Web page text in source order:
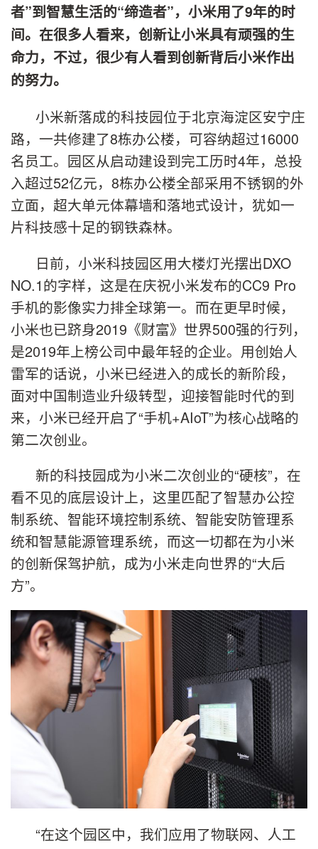
者”到智慧生活的“缔造者”，小米用了9年的时
间。在很多人看来，创新让小米具有顽强的生
命力，不过，很少有人看到创新背后小米作出
的努力。
小米新落成的科技园位于北京海淀区安宁庄
路，一共修建了8栋办公楼，可容纳超过16000
名员工。园区从启动建设到完工历时4年，总投
入超过52亿元，8栋办公楼全部采用不锈钢的外
立面，超大单元体幕墙和落地式设计，犹如一
片科技感十足的钢铁森林。
日前，小米科技园区用大楼灯光摆出DXO
NO.1的字样，这是在庆祝小米发布的CC9 Pro
手机的影像实力排全球第一。而在更早时候，
小米也已跻身2019《财富》世界500强的行列，
是2019年上榜公司中最年轻的企业。用创始人
雷军的话说，小米已经进入的成长的新阶段，
面对中国制造业升级转型，迎接智能时代的到
来，小米已经开启了“手机+AIoT”为核心战略的
第二次创业。
新的科技园成为小米二次创业的“硬核”，在
看不见的底层设计上，这里匹配了智慧办公控
制系统、智能环境控制系统、智能安防管理系
统和智慧能源管理系统，而这一切都在为小米
的创新保驾护航，成为小米走向世界的“大后
方”。
“在这个园区中，我们应用了物联网、人工